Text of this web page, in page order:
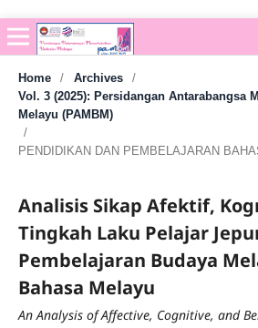
Home / Archives
/
Vol. 3 (2025): Persidangan Antarabangsa
Melayu (PAMBM)
/
PENDIDIKAN DAN PEMBELAJARAN
Analisis Sikap Afektif,
Tingkah Laku Pelajar
Pembelajaran Budaya
Bahasa Melayu
An Analysis of Affective, Cognitive, and